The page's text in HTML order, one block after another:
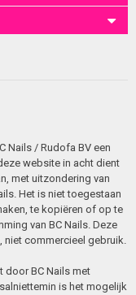
Nails / Rudofa BV een
website in acht dient
met uitzondering van
Het is niet toegestaan
te kopiëren of op te
van BC Nails. Deze
commercieel gebruik.
BC Nails met
is het mogelijk